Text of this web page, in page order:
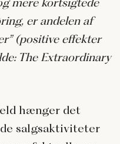
mere kortsigtede
er andelen af
(positive effekter
The Extraordinary
hænger det
salgsaktiviteter